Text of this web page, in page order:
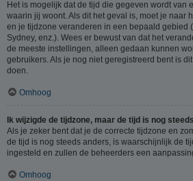
Het is mogelijk dat de tijd die gegeven wordt van
waarin jij woont. Als dit het geval is, moet je naar
en je tijdzone veranderen in een bepaald gebied
Sydney, enz.). Wees er bewust van dat het
de meeste instellingen, alleen gedaan kunnen
gebruikers. Als je nog niet geregistreerd bent is
doen.
Omhoog
Ik wijzigde de tijdzone, maar de tijd is nog
Als je zeker bent dat je de correcte tijdzone en
de tijd is nog steeds anders, is waarschijnlijk de
ingesteld en zullen de beheerders een
Omhoog